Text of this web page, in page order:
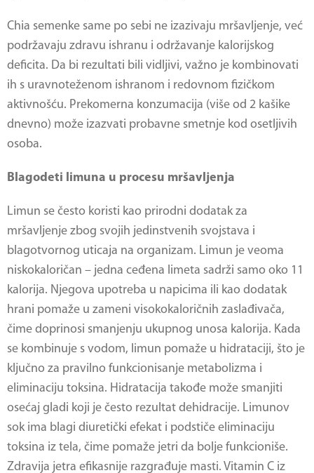
Chia semenke same po sebi ne izazivaju mršavljenje, već
podržavaju zdravu ishranu i održavanje kalorijskog
deficita. Da bi rezultati bili vidljivi, važno je kombinovati
ih s uravnoteženom ishranom i redovnom fizičkom
aktivnošću. Prekomerna konzumacija (više od 2 kašike
dnevno) može izazvati probavne smetnje kod osetljivih
osoba.
Blagodeti limuna u procesu mršavljenja
Limun se često koristi kao prirodni dodatak za
mršavljenje zbog svojih jedinstvenih svojstava i
blagotvornog uticaja na organizam. Limun je veoma
niskokaloričan – jedna ceđena limeta sadrži samo oko 11
kalorija. Njegova upotreba u napicima ili kao dodatak
hrani pomaže u zameni visokokaloričnih zaslađivača,
čime doprinosi smanjenju ukupnog unosa kalorija. Kada
se kombinuje s vodom, limun pomaže u hidrataciji, što je
ključno za pravilno funkcionisanje metabolizma i
eliminaciju toksina. Hidratacija takođe može smanjiti
osećaj gladi koji je često rezultat dehidracije. Limunov
sok ima blagi diuretički efekat i podstiče eliminaciju
toksina iz tela, čime pomaže jetri da bolje funkcioniše.
Zdravija jetra efikasnije razgrađuje masti. Vitamin C iz